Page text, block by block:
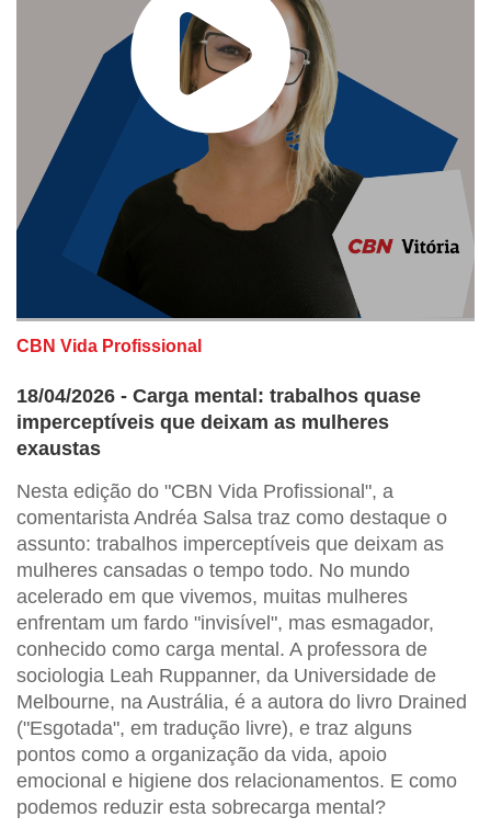
CBN Vida Profissional
18/04/2026 - Carga mental: trabalhos quase
imperceptíveis que deixam as mulheres
exaustas
Nesta edição do "CBN Vida Profissional", a
comentarista Andréa Salsa traz como destaque o
assunto: trabalhos imperceptíveis que deixam as
mulheres cansadas o tempo todo. No mundo
acelerado em que vivemos, muitas mulheres
enfrentam um fardo "invisível", mas esmagador,
conhecido como carga mental. A professora de
sociologia Leah Ruppanner, da Universidade de
Melbourne, na Austrália, é a autora do livro Drained
("Esgotada", em tradução livre), e traz alguns
pontos como a organização da vida, apoio
emocional e higiene dos relacionamentos. E como
podemos reduzir esta sobrecarga mental?